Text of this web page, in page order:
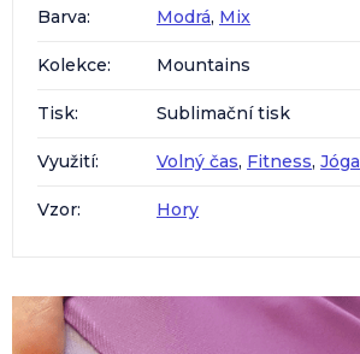
Barva: Modrá, Mix
Kolekce: Mountains
Tisk: Sublimační tisk
Využití: Volný čas, Fitness, Jóga
Vzor: Hory